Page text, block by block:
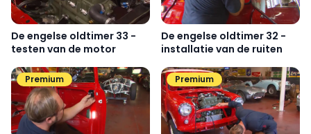
De engelse oldtimer 33 -
testen van de motor
De engelse oldtimer 32 -
installatie van de ruiten
Premium Premium